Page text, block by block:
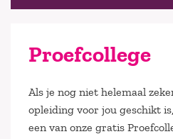
Proefcollege
Als je nog niet helemaal
opleiding voor jou geschikt
een van onze gratis